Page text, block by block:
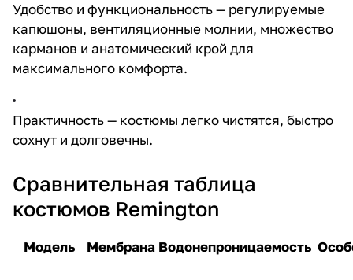
Удобство и функциональность — регулируемые
капюшоны, вентиляционные молнии, множество
карманов и анатомический крой для
максимального комфорта.
Практичность — костюмы легко чистятся, быстро
сохнут и долговечны.
Сравнительная таблица
костюмов Remington
Модель Мембрана Водонепроницаемость